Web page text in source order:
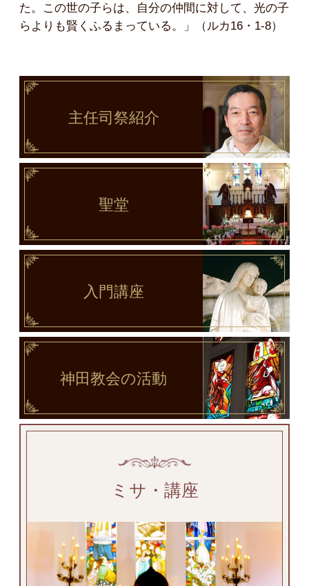
た。この世の子らは、自分の仲間に対して、光の子
らよりも賢くふるまっている。」（ルカ16・1-8）
主任司祭紹介
聖堂
入門講座
神田教会の活動
ミサ・講座